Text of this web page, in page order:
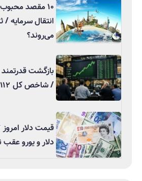
۱۰ مقصد
انتقال سرمایه /
می‌روند؟
بازگشت
/ شاخص کل ۱۱۲ هزار واحد رشد کرد
دلار و یورو